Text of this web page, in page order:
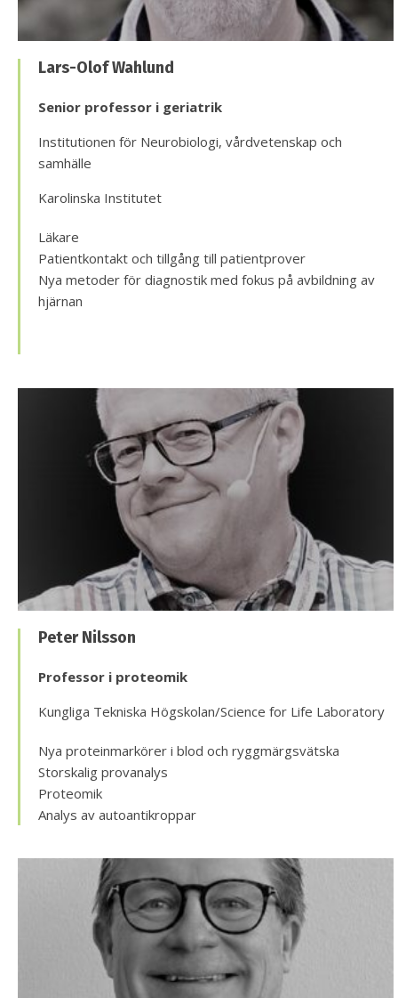
Lars-Olof Wahlund
Senior professor i geriatrik
Institutionen för Neurobiologi, vårdvetenskap och
samhälle
Karolinska Institutet
Läkare
Patientkontakt och tillgång till patientprover
Nya metoder för diagnostik med fokus på avbildning av
hjärnan
Peter Nilsson
Professor i proteomik
Kungliga Tekniska Högskolan/Science for Life Laboratory
Nya proteinmarkörer i blod och ryggmärgsvätska
Storskalig provanalys
Proteomik
Analys av autoantikroppar